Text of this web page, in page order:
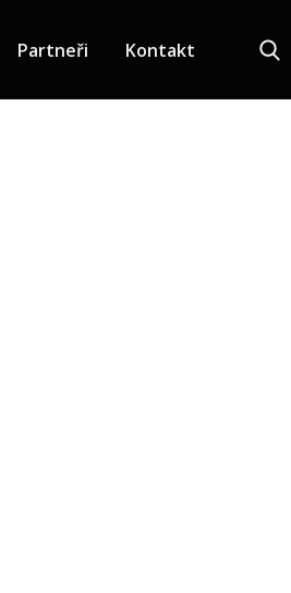
Partneři Kontakt